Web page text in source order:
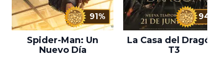
91%
Spider-Man: Un
Nuevo Día
94%
La Casa del Dragón
T3